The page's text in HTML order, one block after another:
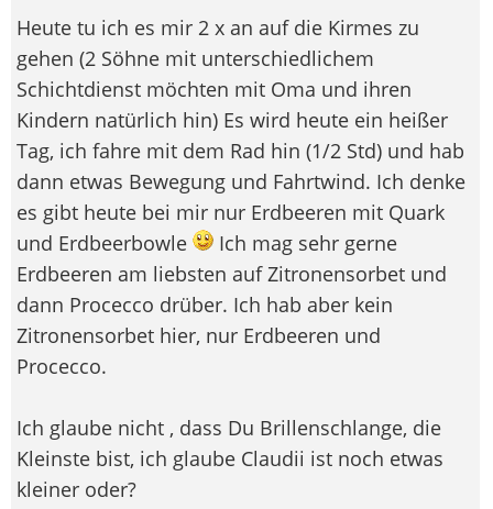
Heute tu ich es mir 2 x an auf die Kirmes zu
gehen (2 Söhne mit unterschiedlichem
Schichtdienst möchten mit Oma und ihren
Kindern natürlich hin) Es wird heute ein heißer
Tag, ich fahre mit dem Rad hin (1/2 Std) und hab
dann etwas Bewegung und Fahrtwind. Ich denke
es gibt heute bei mir nur Erdbeeren mit Quark
und Erdbeerbowle
Ich mag sehr gerne
Erdbeeren am liebsten auf Zitronensorbet und
dann Procecco drüber. Ich hab aber kein
Zitronensorbet hier, nur Erdbeeren und
Procecco.
Ich glaube nicht , dass Du Brillenschlange, die
Kleinste bist, ich glaube Claudii ist noch etwas
kleiner oder?